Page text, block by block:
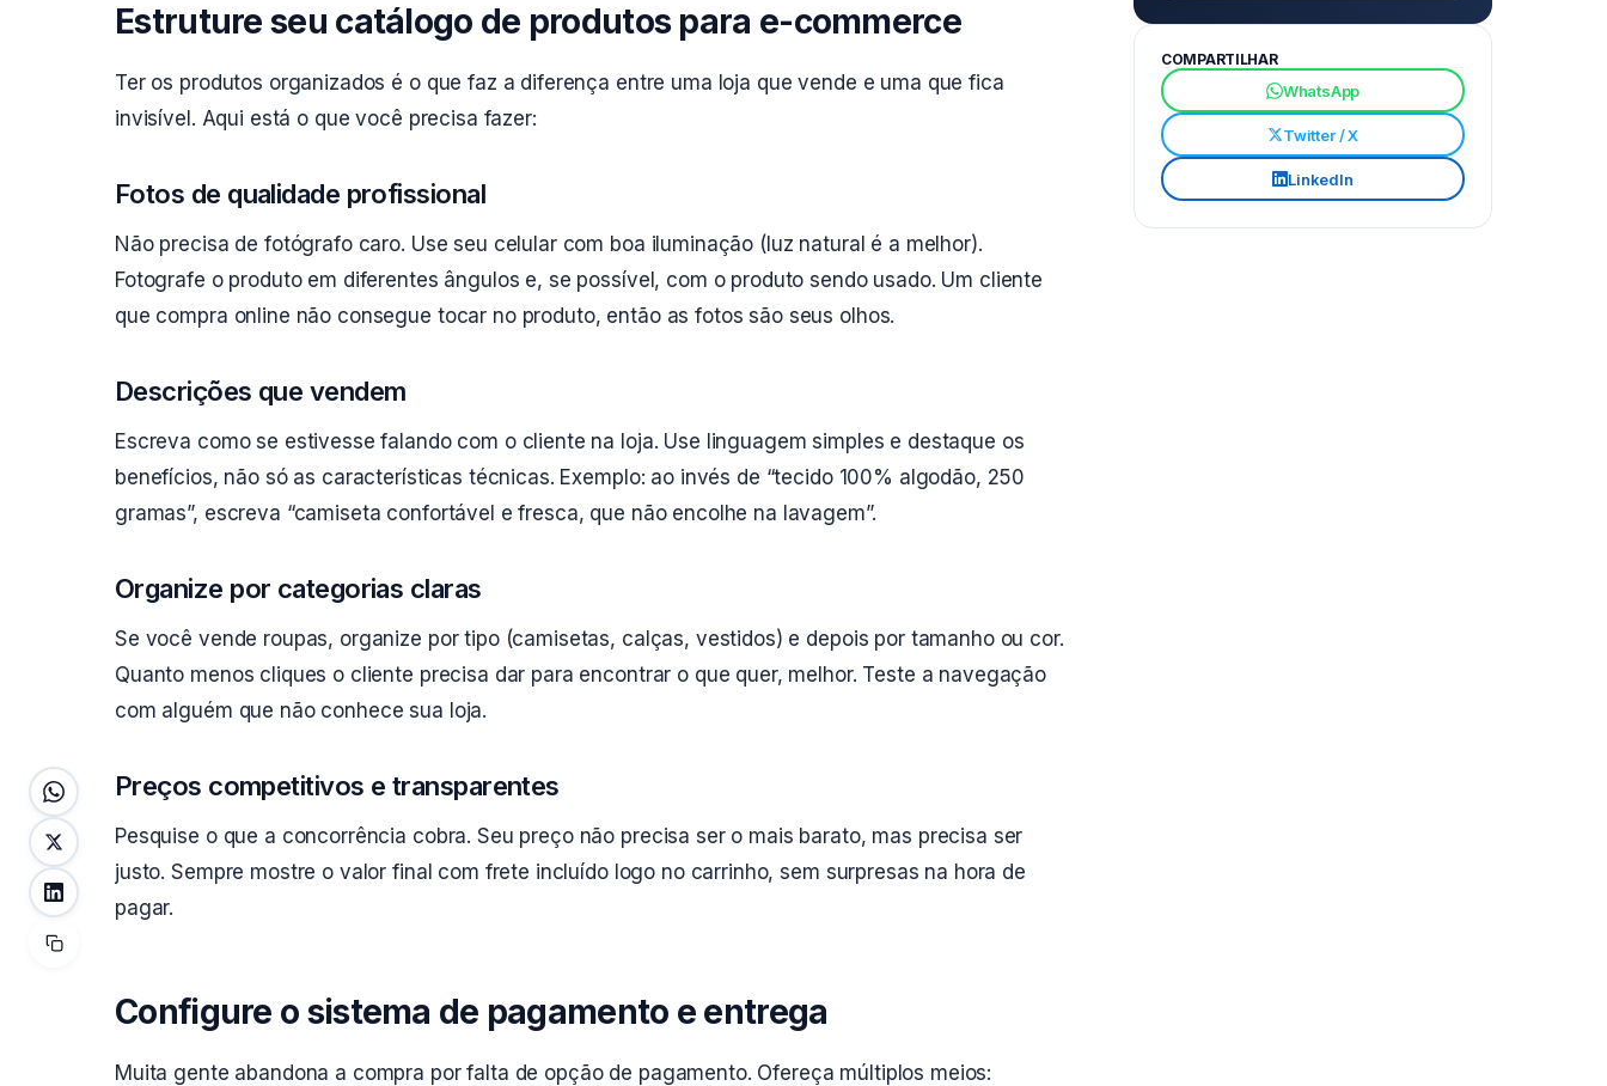
Estruture seu catálogo de produtos para e-commerce
Ter os produtos organizados é o que faz a diferença entre uma loja que vende e uma que fica
invisível. Aqui está o que você precisa fazer:
Fotos de qualidade profissional
Não precisa de fotógrafo caro. Use seu celular com boa iluminação (luz natural é a melhor).
Fotografe o produto em diferentes ângulos e, se possível, com o produto sendo usado. Um cliente
que compra online não consegue tocar no produto, então as fotos são seus olhos.
Descrições que vendem
Escreva como se estivesse falando com o cliente na loja. Use linguagem simples e destaque os
benefícios, não só as características técnicas. Exemplo: ao invés de “tecido 100% algodão, 250
gramas”, escreva “camiseta confortável e fresca, que não encolhe na lavagem”.
Organize por categorias claras
Se você vende roupas, organize por tipo (camisetas, calças, vestidos) e depois por tamanho ou cor.
Quanto menos cliques o cliente precisa dar para encontrar o que quer, melhor. Teste a navegação
com alguém que não conhece sua loja.
Preços competitivos e transparentes
Pesquise o que a concorrência cobra. Seu preço não precisa ser o mais barato, mas precisa ser
justo. Sempre mostre o valor final com frete incluído logo no carrinho, sem surpresas na hora de
pagar.
Configure o sistema de pagamento e entrega
Muita gente abandona a compra por falta de opção de pagamento. Ofereça múltiplos meios:
COMPARTILHAR
WhatsApp
Twitter / X
LinkedIn